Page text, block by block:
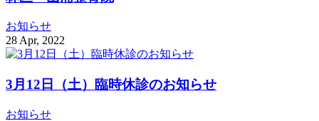
お知らせ
28 Apr, 2022
3月12日（土）臨時休診のお知らせ
お知らせ